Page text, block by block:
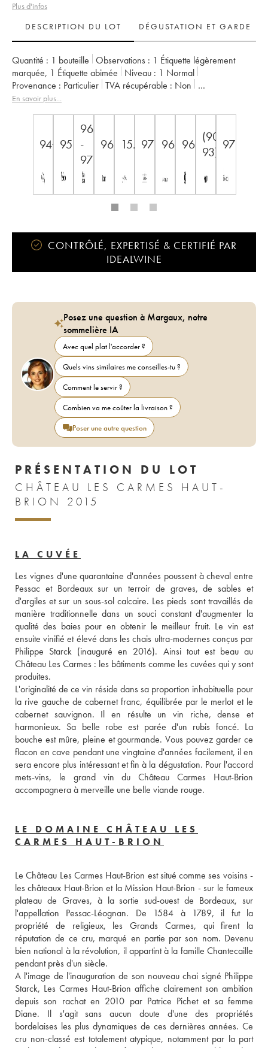
Plus d'infos
DESCRIPTION DU LOT
DÉGUSTATION ET GARDE
Quantité : 1 bouteille Observations : 1 Étiquette légèrement
marquée, 1 Étiquette abimée Niveau : 1 Normal
Provenance : particulier TVA récupérable :
non
Région :
Bordeaux
En savoir plus...
94+ 95
96
-
97
96 15.597 96 96 (90-
93) 97
CONTRÔLÉ, EXPERTISÉ & CERTIFIÉ PAR
IDEALWINE
Posez une question à Margaux, notre
sommelière IA
Avec quel plat l'accorder ?
Quels vins similaires me conseilles-tu ?
Comment le servir ?
Combien va me coûter la livraison ?
Poser une autre question
PRÉSENTATION DU LOT
CHÂTEAU LES CARMES HAUT-
BRION 2015
LA CUVÉE
Les vignes d'une quarantaine d'années poussent à cheval entre
Pessac et Bordeaux sur un terroir de graves, de sables et
d'argiles et sur un sous-sol calcaire. Les pieds sont travaillés de
manière traditionnelle dans un souci constant d'augmenter la
qualité des baies pour en obtenir le meilleur fruit. Le vin est
ensuite vinifié et élevé dans les chais ultra-modernes conçus par
Philippe Starck (inauguré en 2016). Ainsi tout est beau au
Château Les Carmes : les bâtiments comme les cuvées qui y sont
produites.
L'originalité de ce vin réside dans sa proportion inhabituelle pour
la rive gauche de cabernet franc, équilibrée par le merlot et le
cabernet sauvignon. Il en résulte un vin riche, dense et
harmonieux. Sa belle robe est parée d'un rubis foncé. La
bouche est mûre, pleine et gourmande. Vous pouvez garder ce
flacon en cave pendant une vingtaine d'années facilement, il en
sera encore plus intéressant et fin à la dégustation. Pour l'accord
mets-vins, le grand vin du Château Carmes Haut-Brion
accompagnera à merveille une belle viande rouge.
LE DOMAINE CHÂTEAU LES
CARMES HAUT-BRION
Le Château Les Carmes Haut-Brion est situé comme ses voisins -
les châteaux Haut-Brion et la Mission Haut-Brion - sur le fameux
plateau de Graves, à la sortie sud-ouest de Bordeaux, sur
l'appellation Pessac-Léognan. De 1584 à 1789, il fut la
propriété de religieux, les Grands Carmes, qui firent la
réputation de ce cru, marqué en partie par son nom. Devenu
bien national à la révolution, il appartint à la famille Chantecaille
pendant près d'un siècle.
A l'image de l'inauguration de son nouveau chai signé Philippe
Starck, Les Carmes Haut-Brion affiche clairement son ambition
depuis son rachat en 2010 par Patrice Pichet et sa femme
Diane. Il s'agit sans aucun doute d'une des propriétés
bordelaises les plus dynamiques de ces dernières années. Ce
cru non-classé est totalement atypique, notamment par la part